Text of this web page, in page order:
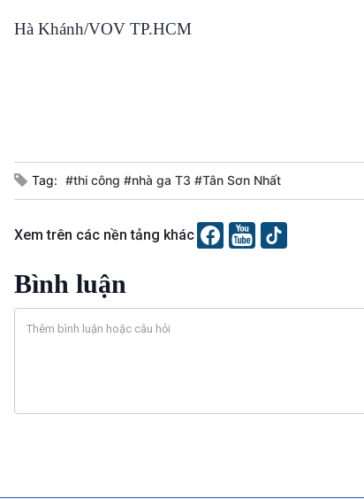
Hà Khánh/VOV TP.HCM
Tag: #thi công #nhà ga T3 #Tân Sơn Nhất
Xem trên các nền tảng khác
Bình luận